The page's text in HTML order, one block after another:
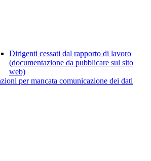
Dirigenti cessati dal rapporto di lavoro
(documentazione da pubblicare sul sito
web)
per mancata comunicazione dei dati